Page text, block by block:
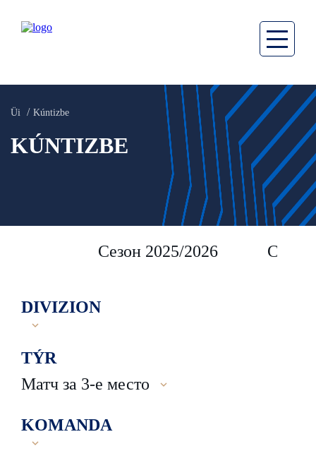
Üi Kúntizbe
KÚNTIZBE
Сезон 2025/2026 Сезон
DIVIZION
TÝR
Матч за 3-е место
KOMANDA